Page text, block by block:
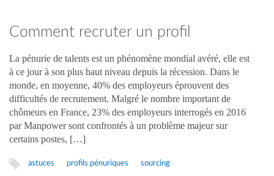
Comment recruter un profil
pénurique ?
La pénurie de talents est un phénomène mondial avéré, elle est
à ce jour à son plus haut niveau depuis la récession. Dans le
monde, en moyenne, 40% des employeurs éprouvent des
difficultés de recrutement. Malgré le nombre important de
chômeurs en France, 23% des employeurs interrogés en 2016
par Manpower sont confrontés à un problème majeur sur
certains postes, […]
astuces profils pénuriques sourcing